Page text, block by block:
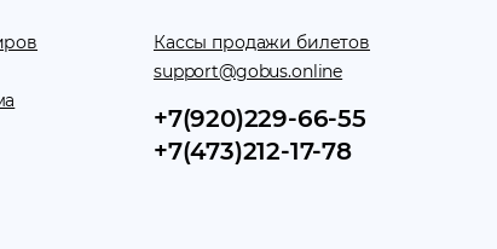
Кассы продажи билетов
support@gobus.online
+7(920)229-66-55
+7(473)212-17-78